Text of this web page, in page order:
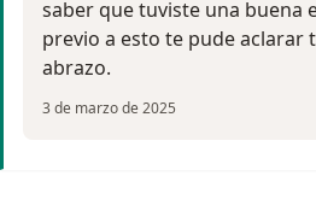
saber que tuviste una buena
previo a esto te pude aclarar
abrazo.
3 de marzo de 2025